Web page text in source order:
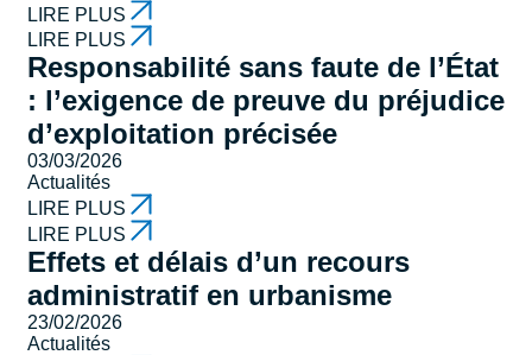
LIRE PLUS
LIRE PLUS
Responsabilité sans faute de l’État
: l’exigence de preuve du préjudice
d’exploitation précisée
03/03/2026
Actualités
LIRE PLUS
LIRE PLUS
Effets et délais d’un recours
administratif en urbanisme
23/02/2026
Actualités